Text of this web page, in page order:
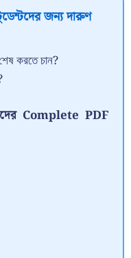
জন্য দারুণ
করতে চান?
Complete PDF